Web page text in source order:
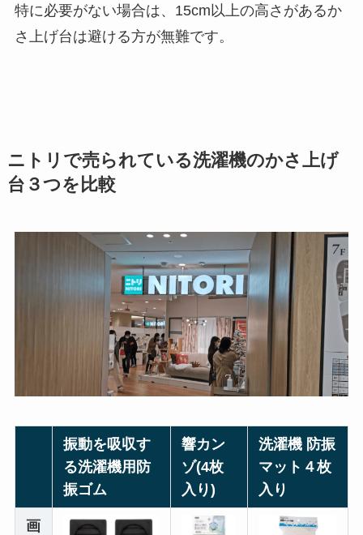
特に必要がない場合は、15cm以上の高さがあるか
さ上げ台は避ける方が無難です。
ニトリで売られている洗濯機のかさ上げ
台３つを比較
振動を吸収す
る洗濯機用防
振ゴム
響カン
ゾ(4枚
入り)
洗濯機 防振
マット４枚
入り
画